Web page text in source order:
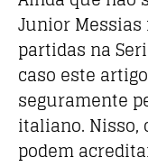
Junior
partidas na
caso este
seguramente
italiano. Nisso,
podem